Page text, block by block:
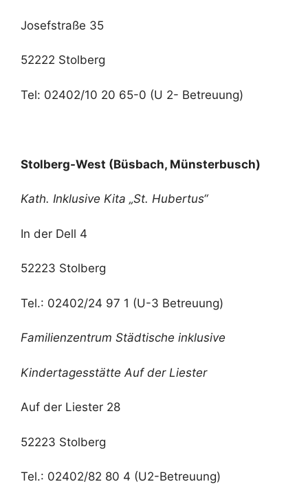
Josefstraße 35
52222 Stolberg
Tel: 02402/10 20 65-0 (U 2- Betreuung)
Stolberg-West (Büsbach, Münsterbusch)
Kath. Inklusive Kita „St. Hubertus“
In der Dell 4
52223 Stolberg
Tel.: 02402/24 97 1 (U-3 Betreuung)
Familienzentrum Städtische inklusive
Kindertagesstätte Auf der Liester
Auf der Liester 28
52223 Stolberg
Tel.: 02402/82 80 4 (U2-Betreuung)